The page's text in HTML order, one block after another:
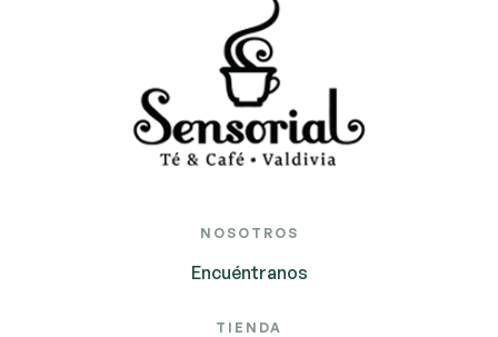
NOSOTROS
Encuéntranos
TIENDA